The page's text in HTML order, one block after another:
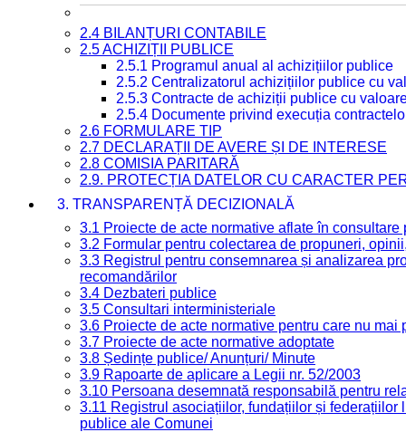
2.4 BILANȚURI CONTABILE
2.5 ACHIZIȚII PUBLICE
2.5.1 Programul anual al achizițiilor publice
2.5.2 Centralizatorul achizițiilor publice cu
2.5.3 Contracte de achiziții publice cu
2.5.4 Documente privind execuția
2.6 FORMULARE TIP
2.7 DECLARAȚII DE AVERE ȘI DE INTERESE
2.8 COMISIA PARITARĂ
2.9. PROTECȚIA DATELOR CU CARACTER
3. TRANSPARENȚĂ DECIZIONALĂ
3.1 Proiecte de acte normative aflate în consultare
3.2 Formular pentru colectarea de propuneri,
3.3 Registrul pentru consemnarea și analizarea
recomandărilor
3.4 Dezbateri publice
3.5 Consultari interministeriale
3.6 Proiecte de acte normative pentru care nu mai
3.7 Proiecte de acte normative adoptate
3.8 Ședințe publice/ Anunțuri/ Minute
3.9 Rapoarte de aplicare a Legii nr. 52/2003
3.10 Persoana desemnată responsabilă pentru
3.11 Registrul asociațiilor, fundațiilor și federațiilor
publice ale Comunei